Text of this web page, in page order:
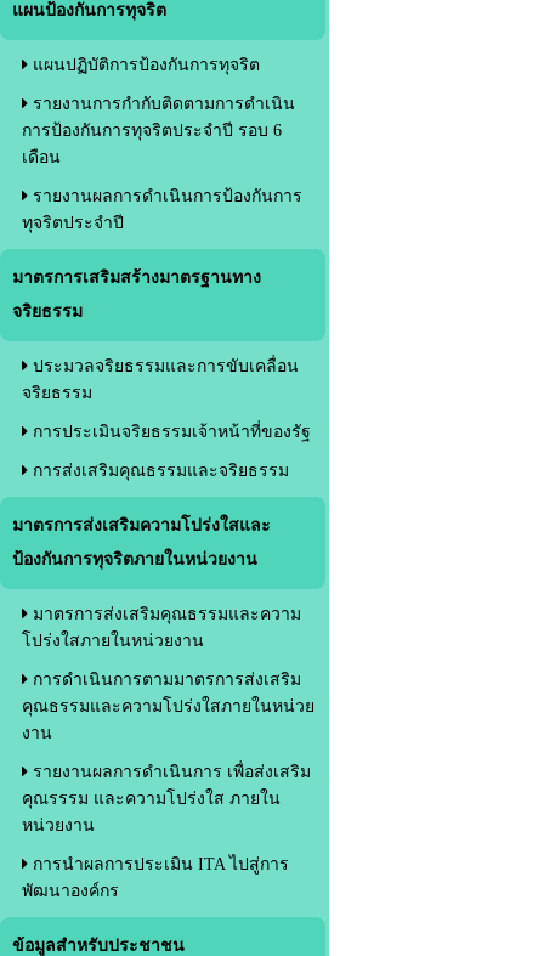
แผนป้องกันการทุจริต
แผนปฏิบัติการป้องกันการทุจริต
รายงานการกำกับติดตามการดำเนิน
การป้องกันการทุจริตประจำปี รอบ 6
เดือน
รายงานผลการดำเนินการป้องกันการ
ทุจริตประจำปี
มาตรการเสริมสร้างมาตรฐานทาง
จริยธรรม
ประมวลจริยธรรมและการขับเคลื่อน
จริยธรรม
การประเมินจริยธรรมเจ้าหน้าที่ของรัฐ
การส่งเสริมคุณธรรมและจริยธรรม
มาตรการส่งเสริมความโปร่งใสและ
ป้องกันการทุจริตภายในหน่วยงาน
มาตรการส่งเสริมคุณธรรมและความ
โปร่งใสภายในหน่วยงาน
การดำเนินการตามมาตรการส่งเสริม
คุณธรรมและความโปร่งใสภายในหน่วย
งาน
รายงานผลการดำเนินการ เพื่อส่งเสริม
คุณรรรม และความโปร่งใส ภายใน
หน่วยงาน
การนำผลการประเมิน ITA ไปสู่การ
พัฒนาองค์กร
ข้อมูลสำหรับประชาชน